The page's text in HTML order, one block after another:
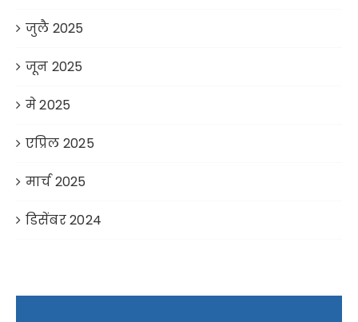
जुलै 2025
जून 2025
मे 2025
एप्रिल 2025
मार्च 2025
डिसेंबर 2024